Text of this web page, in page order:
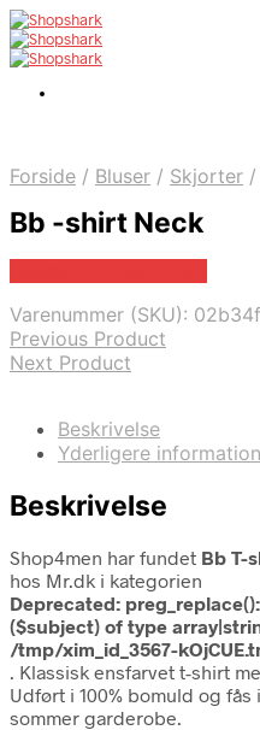
Forside / Bluser / Skjorter /
Bb -shirt Neck
Varenummer (SKU):
Previous Product
Next Product
Beskrivelse
Yderligere information
Beskrivelse
Shop4men har fundet Bb T-
hos Mr.dk i kategorien
Deprecated:
($subject) of type
/tmp/xim_id_3567-
. Klassisk ensfarvet t-shirt
Udført i 100% bomuld og
sommer garderobe.